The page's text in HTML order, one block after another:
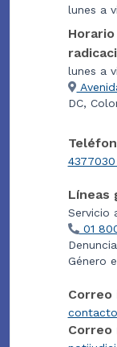
lunes a
lunes a
DC,
Líneas
Servicio
01
Género
Correo